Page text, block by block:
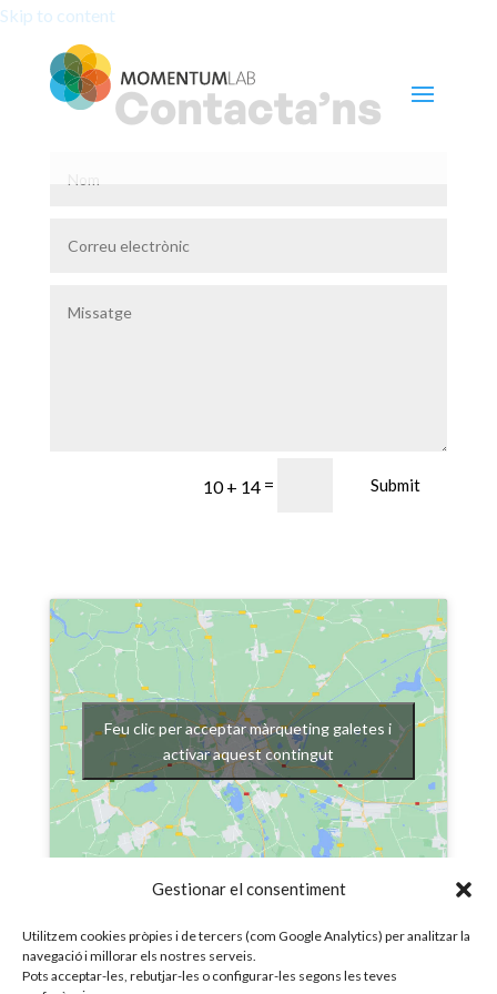
Skip to content
Gestionar el consentiment
Utilitzem cookies pròpies i de tercers (com Google Analytics) per analitzar la
navegació i millorar els nostres serveis.
Pots acceptar-les, rebutjar-les o configurar-les segons les teves
Contacta’ns
10 + 14 = Submit
Feu clic per acceptar màrqueting galetes i
activar aquest contingut